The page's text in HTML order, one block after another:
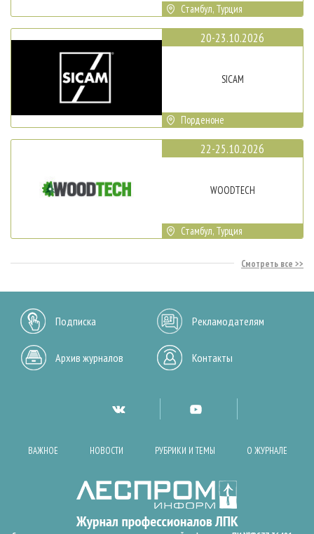
Стамбул, Турция
20-23.10.2026
SICAM
Порденоне
22-25.10.2026
WOODTECH
Стамбул, Турция
Смотреть все
Подписка Рекламодателям
Архив журналов Контакты
ВАЖНОЕ НОВОСТИ РУБРИКИ И ТЕМЫ О ЖУРНАЛЕ